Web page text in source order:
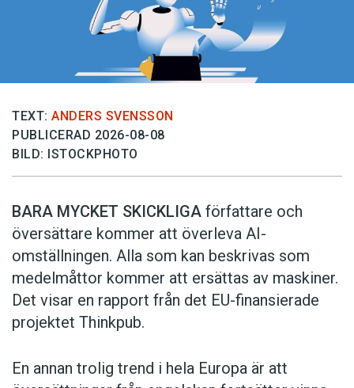
TEXT: ANDERS SVENSSON
PUBLICERAD 2026-08-08
BILD: ISTOCKPHOTO
BARA MYCKET SKICKLIGA författare och
översättare ­kommer att överleva AI-
omställningen. Alla som kan beskrivas som
medelmåttor kommer att ersättas av maskiner.
Det visar en rapport från det EU-finansierade
projektet Thinkpub.
En annan trolig trend i hela Europa är att